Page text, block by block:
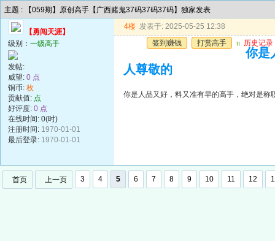
主题 : 【059期】原创高手【广西赌鬼37码37码37码】独家发表
【勇闯天涯】
级别： 一级高手
发帖:
威望: 0 点
铜币: 枚
贡献值: 点
好评度: 0 点
在线时间: 0(时)
注册时间: 1970-01-01
最后登录: 1970-01-01
4楼 发表于: 2025-05-25 12:38
签到赚钱
打赏高手 u 历史记录
你是
人尊敬的
你是人品又好，料又准有早的高手，绝对是称
首页 上一页 3 4 5 6 7 8 9 10 11 12